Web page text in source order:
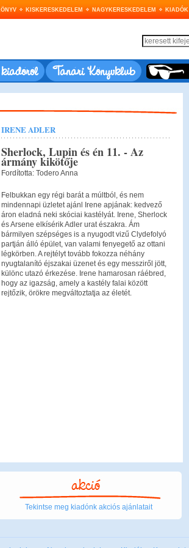
KISKERESKEDELEM NAGYKERESKEDELEM KIADÓK
Tanári Könyvklub
IRENE ADLER
Sherlock, Lupin és én 11. - Az
ármány kikötője
Fordította: Todero Anna
Felbukkan egy régi barát a múltból, és nem
mindennapi üzletet ajánl Irene apjának: kedvező
áron eladná neki skóciai kastélyát. Irene, Sherlock
és Arsene elkísérik Adler urat északra. Ám
bármilyen szépséges is a nyugodt vizű Clydefolyó
partján álló épület, van valami fenyegető az ottani
légkörben. A rejtélyt tovább fokozza néhány
nyugtalanító éjszakai üzenet és egy messziről jött,
különc utazó érkezése. Irene hamarosan ráébred,
hogy az igazság, amely a kastély falai között
rejtőzik, örökre megváltoztatja az életét.
Tekintse meg kiadónk akciós ajánlatait